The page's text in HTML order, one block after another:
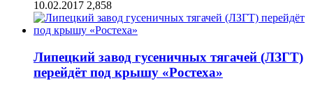
10.02.2017 2,858
Липецкий завод гусеничных тягачей (ЛЗГТ)
перейдёт под крышу «Ростеха»